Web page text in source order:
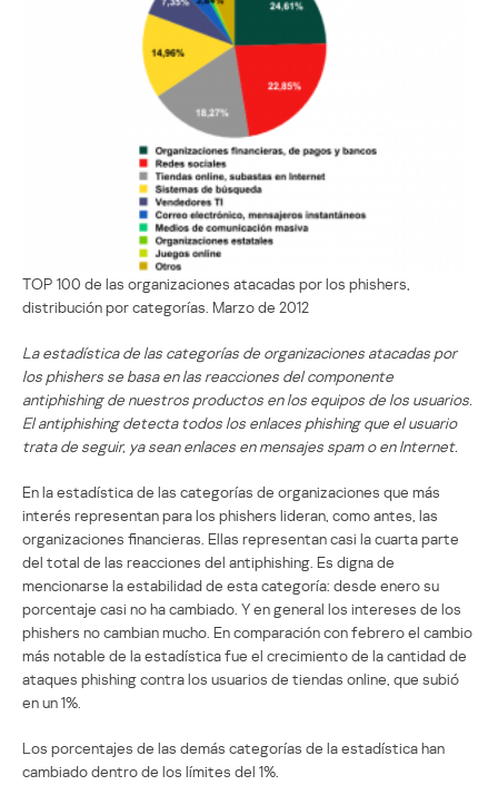
TOP 100 de las organizaciones atacadas por los phishers,
distribución por categorías. Marzo de 2012
La estadística de las categorías de organizaciones atacadas por
los phishers se basa en las reacciones del componente
antiphishing de nuestros productos en los equipos de los usuarios.
El antiphishing detecta todos los enlaces phishing que el usuario
trata de seguir, ya sean enlaces en mensajes spam o en Internet.
En la estadística de las categorías de organizaciones que más
interés representan para los phishers lideran, como antes, las
organizaciones financieras. Ellas representan casi la cuarta parte
del total de las reacciones del antiphishing. Es digna de
mencionarse la estabilidad de esta categoría: desde enero su
porcentaje casi no ha cambiado. Y en general los intereses de los
phishers no cambian mucho. En comparación con febrero el cambio
más notable de la estadística fue el crecimiento de la cantidad de
ataques phishing contra los usuarios de tiendas online, que subió
en un 1%.
Los porcentajes de las demás categorías de la estadística han
cambiado dentro de los límites del 1%.